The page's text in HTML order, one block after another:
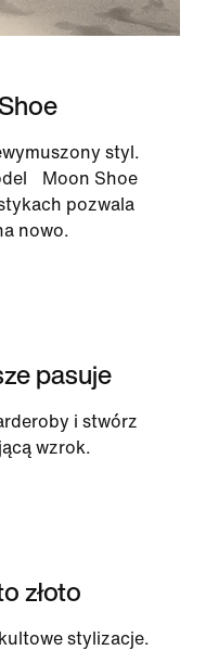
styl.
Moon Shoe
pozwala
nowo.
pasuje
i stwórz
wzrok.
złoto
stylizacje.